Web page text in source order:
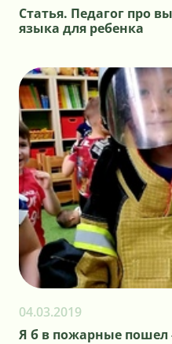
Статья. Педагог про
языка для ребенка
04.03.2019
Я б в пожарные пошел